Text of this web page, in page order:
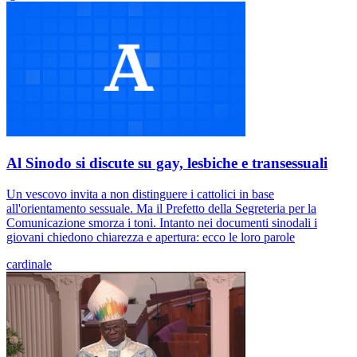
Al Sinodo si discute su gay, lesbiche e transessuali
Un vescovo invita a non distinguere i cattolici in base
all'orientamento sessuale. Ma il Prefetto della Segreteria per la
Comunicazione smorza i toni. Intanto nei documenti sinodali i
giovani chiedono chiarezza e apertura: ecco le loro parole
cardinale